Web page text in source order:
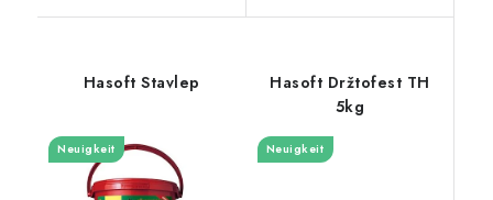
Hasoft Stavlep
Neuigkeit
Hasoft Držtofest TH
5kg
Neuigkeit